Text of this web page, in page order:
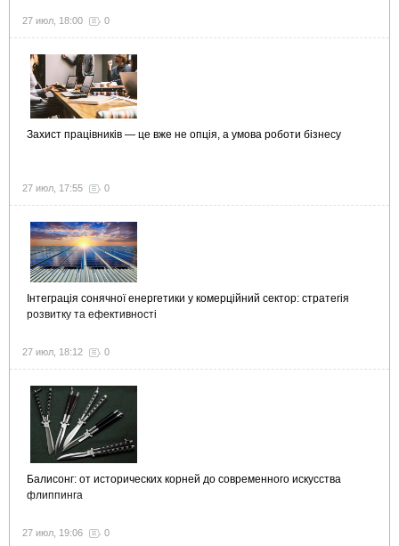
27 июл, 18:00 0
Захист працівників — це вже не опція, а умова роботи бізнесу
27 июл, 17:55 0
Інтеграція сонячної енергетики у комерційний сектор: стратегія
розвитку та ефективності
27 июл, 18:12 0
Балисонг: от исторических корней до современного искусства
флиппинга
27 июл, 19:06 0